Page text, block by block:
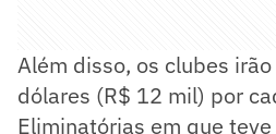
Além disso, os clubes
dólares (R$ 12 mil) por
Eliminatórias em que